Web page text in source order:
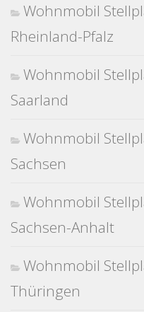
Wohnmobil
Rheinland-Pfalz
Wohnmobil
Saarland
Wohnmobil
Sachsen
Wohnmobil
Sachsen-Anhalt
Wohnmobil
Thüringen